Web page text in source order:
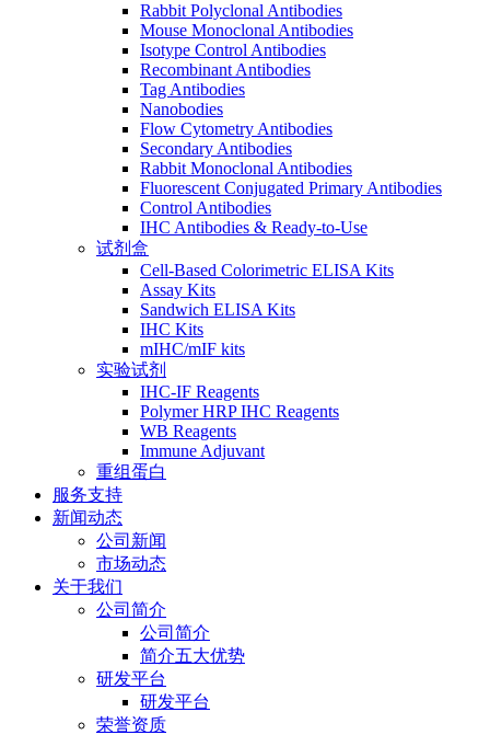
Rabbit Polyclonal Antibodies
Mouse Monoclonal Antibodies
Isotype Control Antibodies
Recombinant Antibodies
Tag Antibodies
Nanobodies
Flow Cytometry Antibodies
Secondary Antibodies
Rabbit Monoclonal Antibodies
Fluorescent Conjugated Primary Antibodies
Control Antibodies
IHC Antibodies & Ready-to-Use
试剂盒
Cell-Based Colorimetric ELISA Kits
Assay Kits
Sandwich ELISA Kits
IHC Kits
mIHC/mIF kits
实验试剂
IHC-IF Reagents
Polymer HRP IHC Reagents
WB Reagents
Immune Adjuvant
重组蛋白
服务支持
新闻动态
公司新闻
市场动态
关于我们
公司简介
公司简介
简介五大优势
研发平台
研发平台
荣誉资质